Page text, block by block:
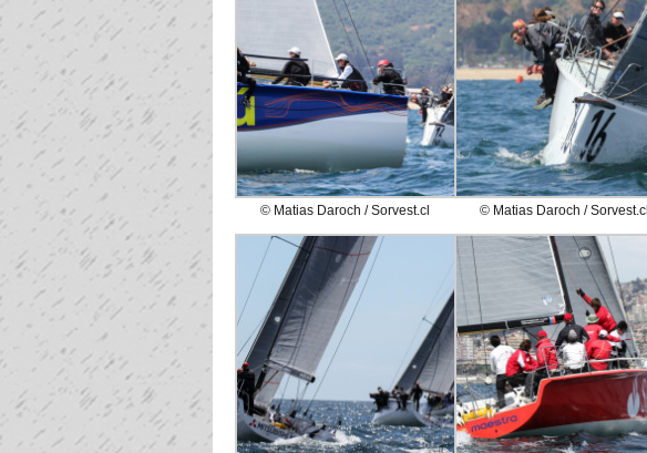
© Matias Daroch / Sorvest.cl © Matias Daroch / Sorvest.cl